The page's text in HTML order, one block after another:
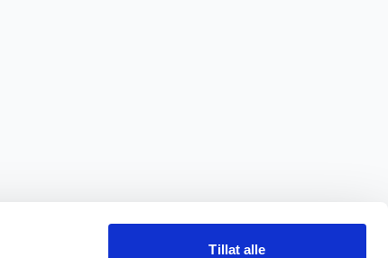
Tillat alle